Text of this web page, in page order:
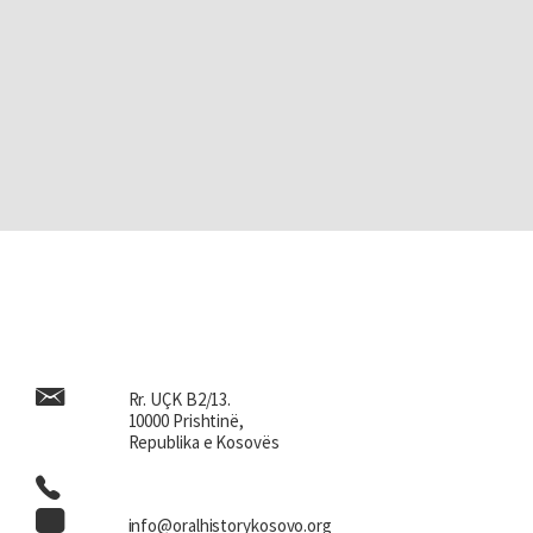
Rr. UÇK B2/13.
10000 Prishtinë,
Republika e Kosovës
info@oralhistorykosovo.org